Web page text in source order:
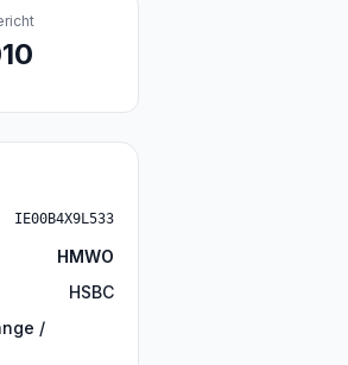
IE00B4X9L533
HMWO
HSBC
/